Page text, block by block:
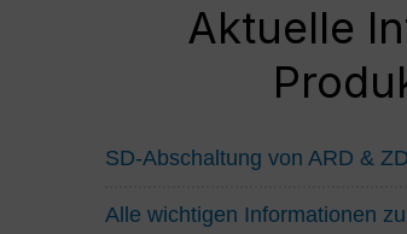
Aktuelle
SD-Abschaltung von ARD &
Alle wichtigen Informationen